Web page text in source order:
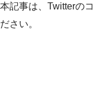
本記事は、Twitterの
ださい。